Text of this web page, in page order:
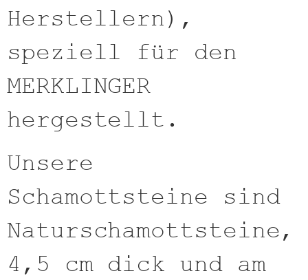
Herstellern),
speziell für den
MERKLINGER
hergestellt.
Unsere
Schamottsteine sind
Naturschamottsteine,
4,5 cm dick und am